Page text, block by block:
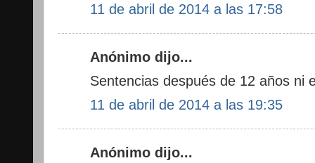
11 de abril de 2014 a las 17:58
Anónimo dijo...
Sentencias después de 12 años ni
11 de abril de 2014 a las 19:35
Anónimo dijo...